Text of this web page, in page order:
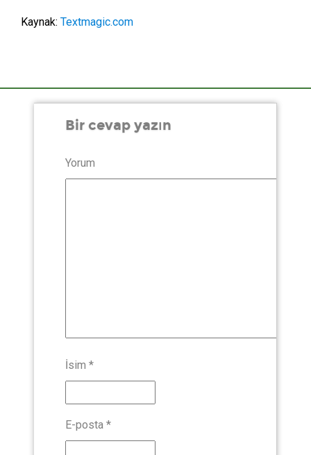
Kaynak: Textmagic.com
Bir cevap yazın
Yorum
İsim *
E-posta *